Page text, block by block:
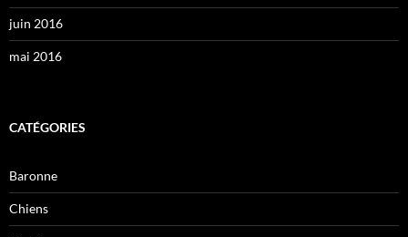
juin 2016
mai 2016
CATÉGORIES
Baronne
Chiens